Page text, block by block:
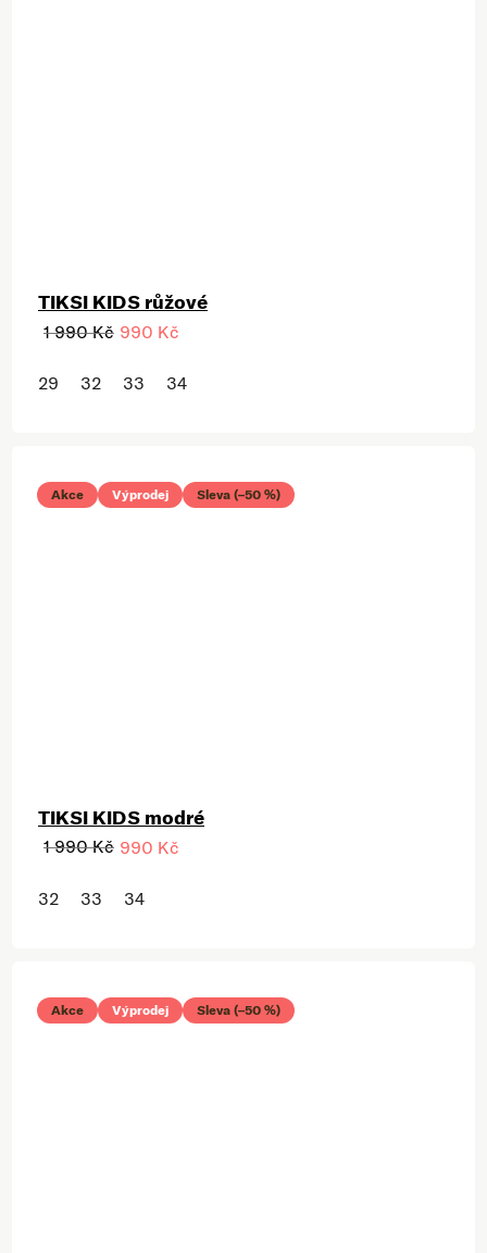
TIKSI KIDS růžové
1 990 Kč 990 Kč
29 32 33 34
Akce Výprodej Sleva (–50 %)
TIKSI KIDS modré
1 990 Kč 990 Kč
32 33 34
Akce Výprodej Sleva (–50 %)